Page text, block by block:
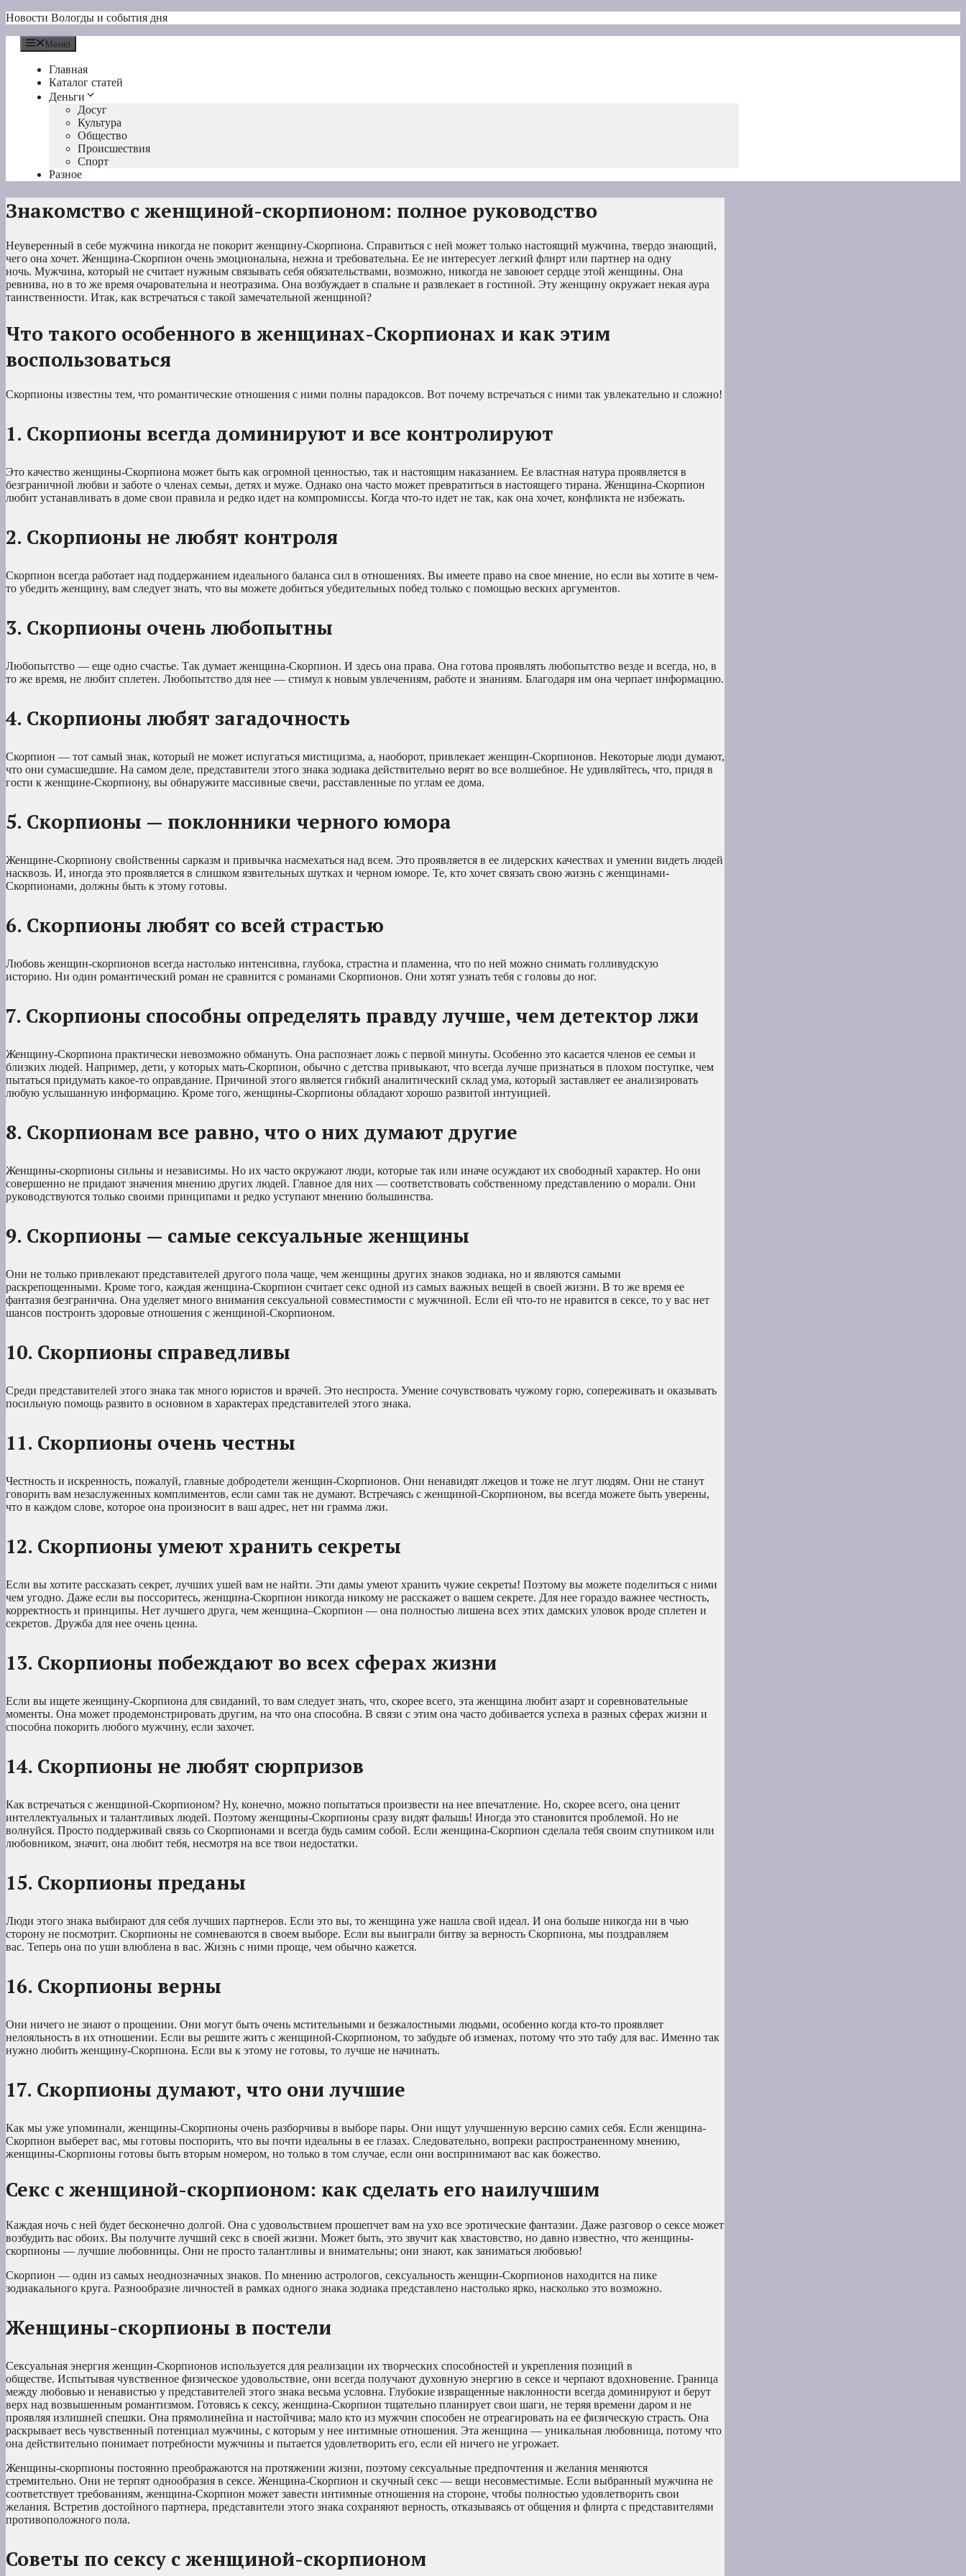
Перейти
содержимому
Новости Вологды и события дня
Меню
Главная
Каталог статей
Деньги
Досуг
Культура
Общество
Происшествия
Спорт
Разное
Знакомство с женщиной-скорпионом: полное руководство
Неуверенный в себе мужчина никогда не покорит женщину-Скорпиона. Справиться с ней может только настоящий мужчина, твердо знающий,
чего она хочет. Женщина-Скорпион очень эмоциональна, нежна и требовательна. Ее не интересует легкий флирт или партнер на одну
ночь. Мужчина, который не считает нужным связывать себя обязательствами, возможно, никогда не завоюет сердце этой женщины. Она
ревнива, но в то же время очаровательна и неотразима. Она возбуждает в спальне и развлекает в гостиной. Эту женщину окружает некая аура
таинственности. Итак, как встречаться с такой замечательной женщиной?
Что такого особенного в женщинах-Скорпионах и как этим
воспользоваться
Скорпионы известны тем, что романтические отношения с ними полны парадоксов. Вот почему встречаться с ними так увлекательно и сложно!
1. Скорпионы всегда доминируют и все контролируют
Это качество женщины-Скорпиона может быть как огромной ценностью, так и настоящим наказанием. Ее властная натура проявляется в
безграничной любви и заботе о членах семьи, детях и муже. Однако она часто может превратиться в настоящего тирана. Женщина-Скорпион
любит устанавливать в доме свои правила и редко идет на компромиссы. Когда что-то идет не так, как она хочет, конфликта не избежать.
2. Скорпионы не любят контроля
Скорпион всегда работает над поддержанием идеального баланса сил в отношениях. Вы имеете право на свое мнение, но если вы хотите в чем-
то убедить женщину, вам следует знать, что вы можете добиться убедительных побед только с помощью веских аргументов.
3. Скорпионы очень любопытны
Любопытство — еще одно счастье. Так думает женщина-Скорпион. И здесь она права. Она готова проявлять любопытство везде и всегда, но, в
то же время, не любит сплетен. Любопытство для нее — стимул к новым увлечениям, работе и знаниям. Благодаря им она черпает информацию.
4. Скорпионы любят загадочность
Скорпион — тот самый знак, который не может испугаться мистицизма, а, наоборот, привлекает женщин-Скорпионов. Некоторые люди думают,
что они сумасшедшие. На самом деле, представители этого знака зодиака действительно верят во все волшебное. Не удивляйтесь, что, придя в
гости к женщине-Скорпиону, вы обнаружите массивные свечи, расставленные по углам ее дома.
5. Скорпионы — поклонники черного юмора
Женщине-Скорпиону свойственны сарказм и привычка насмехаться над всем. Это проявляется в ее лидерских качествах и умении видеть людей
насквозь. И, иногда это проявляется в слишком язвительных шутках и черном юморе. Те, кто хочет связать свою жизнь с женщинами-
Скорпионами, должны быть к этому готовы.
6. Скорпионы любят со всей страстью
Любовь женщин-скорпионов всегда настолько интенсивна, глубока, страстна и пламенна, что по ней можно снимать голливудскую
историю. Ни один романтический роман не сравнится с романами Скорпионов. Они хотят узнать тебя с головы до ног.
7. Скорпионы способны определять правду лучше, чем детектор лжи
Женщину-Скорпиона практически невозможно обмануть. Она распознает ложь с первой минуты. Особенно это касается членов ее семьи и
близких людей. Например, дети, у которых мать-Скорпион, обычно с детства привыкают, что всегда лучше признаться в плохом поступке, чем
пытаться придумать какое-то оправдание. Причиной этого является гибкий аналитический склад ума, который заставляет ее анализировать
любую услышанную информацию. Кроме того, женщины-Скорпионы обладают хорошо развитой интуицией.
8. Скорпионам все равно, что о них думают другие
Женщины-скорпионы сильны и независимы. Но их часто окружают люди, которые так или иначе осуждают их свободный характер. Но они
совершенно не придают значения мнению других людей. Главное для них — соответствовать собственному представлению о морали. Они
руководствуются только своими принципами и редко уступают мнению большинства.
9. Скорпионы — самые сексуальные женщины
Они не только привлекают представителей другого пола чаще, чем женщины других знаков зодиака, но и являются самыми
раскрепощенными. Кроме того, каждая женщина-Скорпион считает секс одной из самых важных вещей в своей жизни. В то же время ее
фантазия безгранична. Она уделяет много внимания сексуальной совместимости с мужчиной. Если ей что-то не нравится в сексе, то у вас нет
шансов построить здоровые отношения с женщиной-Скорпионом.
10. Скорпионы справедливы
Среди представителей этого знака так много юристов и врачей. Это неспроста. Умение сочувствовать чужому горю, сопереживать и оказывать
посильную помощь развито в основном в характерах представителей этого знака.
11. Скорпионы очень честны
Честность и искренность, пожалуй, главные добродетели женщин-Скорпионов. Они ненавидят лжецов и тоже не лгут людям. Они не станут
говорить вам незаслуженных комплиментов, если сами так не думают. Встречаясь с женщиной-Скорпионом, вы всегда можете быть уверены,
что в каждом слове, которое она произносит в ваш адрес, нет ни грамма лжи.
12. Скорпионы умеют хранить секреты
Если вы хотите рассказать секрет, лучших ушей вам не найти. Эти дамы умеют хранить чужие секреты! Поэтому вы можете поделиться с ними
чем угодно. Даже если вы поссоритесь, женщина-Скорпион никогда никому не расскажет о вашем секрете. Для нее гораздо важнее честность,
корректность и принципы. Нет лучшего друга, чем женщина–Скорпион — она полностью лишена всех этих дамских уловок вроде сплетен и
секретов. Дружба для нее очень ценна.
13. Скорпионы побеждают во всех сферах жизни
Если вы ищете женщину-Скорпиона для свиданий, то вам следует знать, что, скорее всего, эта женщина любит азарт и соревновательные
моменты. Она может продемонстрировать другим, на что она способна. В связи с этим она часто добивается успеха в разных сферах жизни и
способна покорить любого мужчину, если захочет.
14. Скорпионы не любят сюрпризов
Как встречаться с женщиной-Скорпионом? Ну, конечно, можно попытаться произвести на нее впечатление. Но, скорее всего, она ценит
интеллектуальных и талантливых людей. Поэтому женщины-Скорпионы сразу видят фальшь! Иногда это становится проблемой. Но не
волнуйся. Просто поддерживай связь со Скорпионами и всегда будь самим собой. Если женщина-Скорпион сделала тебя своим спутником или
любовником, значит, она любит тебя, несмотря на все твои недостатки.
15. Скорпионы преданы
Люди этого знака выбирают для себя лучших партнеров. Если это вы, то женщина уже нашла свой идеал. И она больше никогда ни в чью
сторону не посмотрит. Скорпионы не сомневаются в своем выборе. Если вы выиграли битву за верность Скорпиона, мы поздравляем
вас. Теперь она по уши влюблена в вас. Жизнь с ними проще, чем обычно кажется.
16. Скорпионы верны
Они ничего не знают о прощении. Они могут быть очень мстительными и безжалостными людьми, особенно когда кто-то проявляет
нелояльность в их отношении. Если вы решите жить с женщиной-Скорпионом, то забудьте об изменах, потому что это табу для вас. Именно так
нужно любить женщину-Скорпиона. Если вы к этому не готовы, то лучше не начинать.
17. Скорпионы думают, что они лучшие
Как мы уже упоминали, женщины-Скорпионы очень разборчивы в выборе пары. Они ищут улучшенную версию самих себя. Если женщина-
Скорпион выберет вас, мы готовы поспорить, что вы почти идеальны в ее глазах. Следовательно, вопреки распространенному мнению,
женщины-Скорпионы готовы быть вторым номером, но только в том случае, если они воспринимают вас как божество.
Секс с женщиной-скорпионом: как сделать его наилучшим
Каждая ночь с ней будет бесконечно долгой. Она с удовольствием прошепчет вам на ухо все эротические фантазии. Даже разговор о сексе может
возбудить вас обоих. Вы получите лучший секс в своей жизни. Может быть, это звучит как хвастовство, но давно известно, что женщины-
скорпионы — лучшие любовницы. Они не просто талантливы и внимательны; они знают, как заниматься любовью!
Скорпион — один из самых неоднозначных знаков. По мнению астрологов, сексуальность женщин-Скорпионов находится на пике
зодиакального круга. Разнообразие личностей в рамках одного знака зодиака представлено настолько ярко, насколько это возможно.
Женщины-скорпионы в постели
Сексуальная энергия женщин-Скорпионов используется для реализации их творческих способностей и укрепления позиций в
обществе. Испытывая чувственное физическое удовольствие, они всегда получают духовную энергию в сексе и черпают вдохновение. Граница
между любовью и ненавистью у представителей этого знака весьма условна. Глубокие извращенные наклонности всегда доминируют и берут
верх над возвышенным романтизмом. Готовясь к сексу, женщина-Скорпион тщательно планирует свои шаги, не теряя времени даром и не
проявляя излишней спешки. Она прямолинейна и настойчива; мало кто из мужчин способен не отреагировать на ее физическую страсть. Она
раскрывает весь чувственный потенциал мужчины, с которым у нее интимные отношения. Эта женщина — уникальная любовница, потому что
она действительно понимает потребности мужчины и пытается удовлетворить его, если ей ничего не угрожает.
Женщины-скорпионы постоянно преображаются на протяжении жизни, поэтому сексуальные предпочтения и желания меняются
стремительно. Они не терпят однообразия в сексе. Женщина-Скорпион и скучный секс — вещи несовместимые. Если выбранный мужчина не
соответствует требованиям, женщина-Скорпион может завести интимные отношения на стороне, чтобы полностью удовлетворить свои
желания. Встретив достойного партнера, представители этого знака сохраняют верность, отказываясь от общения и флирта с представителями
противоположного пола.
Советы по сексу с женщиной-скорпионом